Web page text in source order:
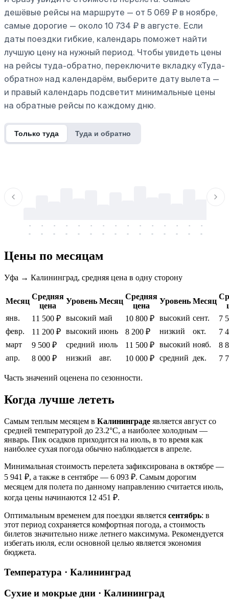
дешёвые рейсы на маршруте — от 5 069 ₽ в ноябре,
самые дорогие — около 10 734 ₽ в августе. Если
даты поездки гибкие, календарь поможет найти
лучшую цену на нужный период. Чтобы увидеть цены
на рейсы туда-обратно, переключите вкладку «Туда-
обратно» над календарём, выберите дату вылета —
и правый календарь подсветит минимальные цены
на обратные рейсы по каждому дню.
Только туда Туда и обратно
-
-
-
-
-
-
-
-
-
-
-
-
-
-
-
-
-
-
-
-
-
-
-
-
-
-
-
-
-
-
Цены по месяцам
Уфа → Калининград, средняя цена в одну сторону
Месяц
Средняя
цена
Уровень Месяц
Средняя
цена
Уровень Месяц
янв.
11 500 ₽ высокий май 10 800 ₽ высокий сент.
7
февр.
11 200 ₽ высокий июнь 8 200 ₽ низкий окт.
7
март
9 500 ₽ средний июль 11 500 ₽ высокий нояб.
8
апр.
8 000 ₽ низкий авг. 10 000 ₽ средний дек. 7
Часть значений оценена по сезонности.
Когда лучше лететь
Самым теплым месяцем в Калининграде является август со
средней температурой до 23.2°C, а наиболее холодным —
январь. Пик осадков приходится на июль, в то время как
наиболее сухая погода обычно наблюдается в апреле.
Минимальная стоимость перелета зафиксирована в октябре —
5 941 ₽, а также в сентябре — 6 093 ₽. Самым дорогим
месяцем для полета по данному направлению считается июль,
когда цены начинаются 12 451 ₽.
Оптимальным временем для поездки является сентябрь: в
этот период сохраняется комфортная погода, а стоимость
билетов значительно ниже летнего максимума. Рекомендуется
избегать июля, если основной целью является экономия
бюджета.
Температура · Калининград
Сухие и мокрые дни · Калининград